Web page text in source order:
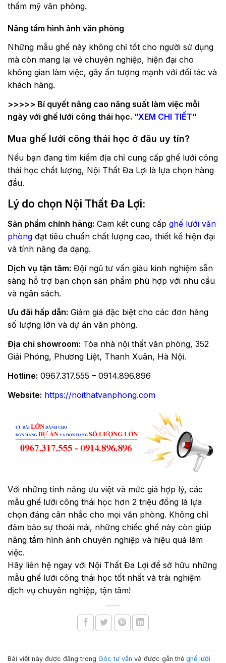
thẩm mỹ văn phòng.
Nâng tầm hình ảnh văn phòng
Những mẫu ghế này không chỉ tốt cho người sử dụng
mà còn mang lại vẻ chuyên nghiệp, hiện đại cho
không gian làm việc, gây ấn tượng mạnh với đối tác và
khách hàng.
>>>>> Bí quyết nâng cao năng suất làm việc mỗi
ngày với ghế lưới công thái học. “XEM CHI TIẾT“
Mua ghế lưới công thái học ở đâu uy tín?
Nếu bạn đang tìm kiếm địa chỉ cung cấp ghế lưới công
thái học chất lượng, Nội Thất Đa Lợi là lựa chọn hàng
đầu.
Lý do chọn Nội Thất Đa Lợi:
Sản phẩm chính hãng: Cam kết cung cấp ghế lưới văn
phòng đạt tiêu chuẩn chất lượng cao, thiết kế hiện đại
và tính năng đa dạng.
Dịch vụ tận tâm: Đội ngũ tư vấn giàu kinh nghiệm sẵn
sàng hỗ trợ bạn chọn sản phẩm phù hợp với nhu cầu
và ngân sách.
Ưu đãi hấp dẫn: Giảm giá đặc biệt cho các đơn hàng
số lượng lớn và dự án văn phòng.
Địa chỉ showroom: Tòa nhà nội thất văn phòng, 352
Giải Phóng, Phương Liệt, Thanh Xuân, Hà Nội.
Hotline: 0967.317.555 – 0914.896.896
Website: https://noithatvanphong.com
Với những tính năng ưu việt và mức giá hợp lý, các
mẫu ghế lưới công thái học hơn 2 triệu đồng là lựa
chọn đáng cân nhắc cho mọi văn phòng. Không chỉ
đảm bảo sự thoải mái, những chiếc ghế này còn giúp
nâng tầm hình ảnh chuyên nghiệp và hiệu quả làm
việc.
Hãy liên hệ ngay với Nội Thất Đa Lợi để sở hữu những
mẫu ghế lưới công thái học tốt nhất và trải nghiệm
dịch vụ chuyên nghiệp, tận tâm!
Bài viết này được đăng trong Góc tư vấn và được gắn thẻ ghế lưới